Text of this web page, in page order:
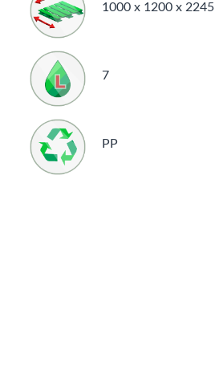
1000 x 1200 x 2245
7
PP